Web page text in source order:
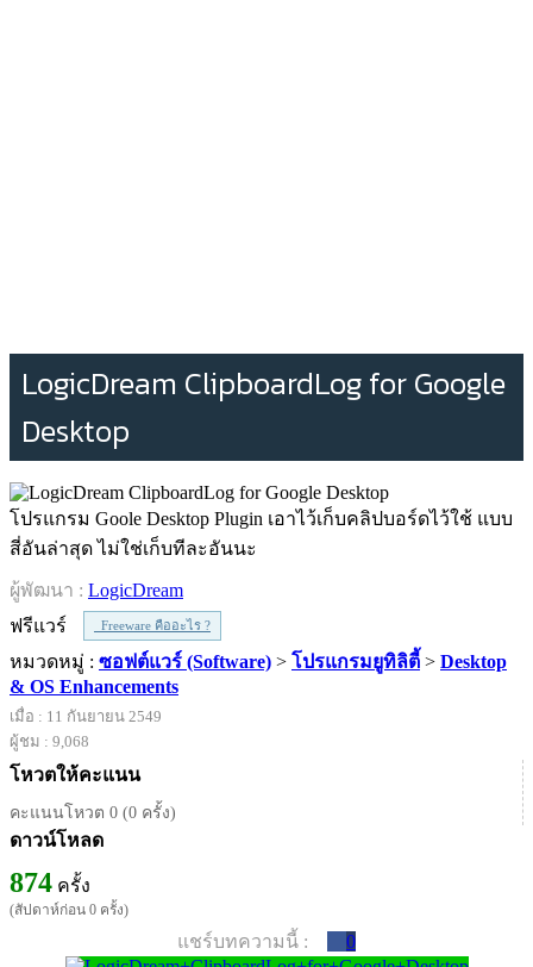
LogicDream ClipboardLog for Google
Desktop
โปรแกรม Goole Desktop Plugin เอาไว้เก็บคลิปบอร์ดไว้ใช้ แบบ
สี่อันล่าสุด ไม่ใช่เก็บทีละอันนะ
ผู้พัฒนา : LogicDream
ฟรีแวร์
Freeware คืออะไร ?
หมวดหมู่ : ซอฟต์แวร์ (Software) > โปรแกรมยูทิลิตี้ > Desktop
& OS Enhancements
เมื่อ : 11 กันยายน 2549
ผู้ชม : 9,068
โหวตให้คะแนน
คะแนนโหวต 0 (0 ครั้ง)
ดาวน์โหลด
874 ครั้ง
(สัปดาห์ก่อน 0 ครั้ง)
แชร์บทความนี้ : 0